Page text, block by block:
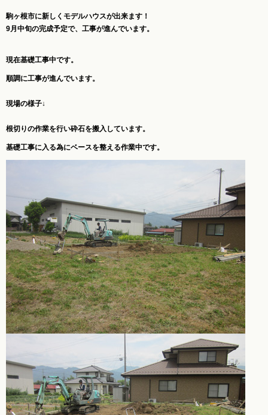
駒ヶ根市に新しくモデルハウスが出来ます！
9月中旬の完成予定で、工事が進んでいます。
現在基礎工事中です。
順調に工事が進んでいます。
現場の様子↓
根切りの作業を行い砕石を搬入しています。
基礎工事に入る為にベースを整える作業中です。